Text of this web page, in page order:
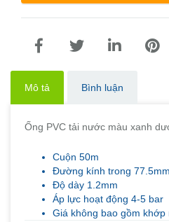
Mô tả Bình luận
Ống PVC tải nước màu xanh
Cuộn 50m
Đường kính trong 77.5mm
Độ dày 1.2mm
Áp lực hoạt động 4-5 bar
Giá không bao gồm khớp